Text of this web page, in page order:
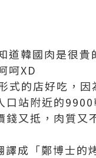
道韓國肉是很
呵XD
的店好吃，
口站附近的
又抵，肉質
譯成「鄭博士